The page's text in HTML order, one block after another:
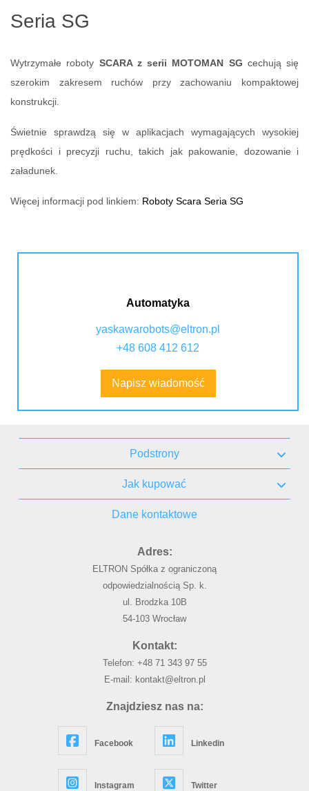
Seria SG
Wytrzymałe roboty SCARA z serii MOTOMAN SG cechują się
szerokim zakresem ruchów przy zachowaniu kompaktowej
konstrukcji.
Świetnie sprawdzą się w aplikacjach wymagających wysokiej
prędkości i precyzji ruchu, takich jak pakowanie, dozowanie i
załadunek.
Więcej informacji pod linkiem: Roboty Scara Seria SG
Automatyka
yaskawarobots@eltron.pl
+48 608 412 612
Napisz wiadomość
Podstrony
Jak kupować
Dane kontaktowe
Adres:
ELTRON Spółka z ograniczoną
odpowiedzialnością Sp. k.
ul. Brodzka 10B
54-103 Wrocław
Kontakt:
Telefon: +48 71 343 97 55
E-mail: kontakt@eltron.pl
Znajdziesz nas na:
Facebook Linkedin
Instagram Twitter